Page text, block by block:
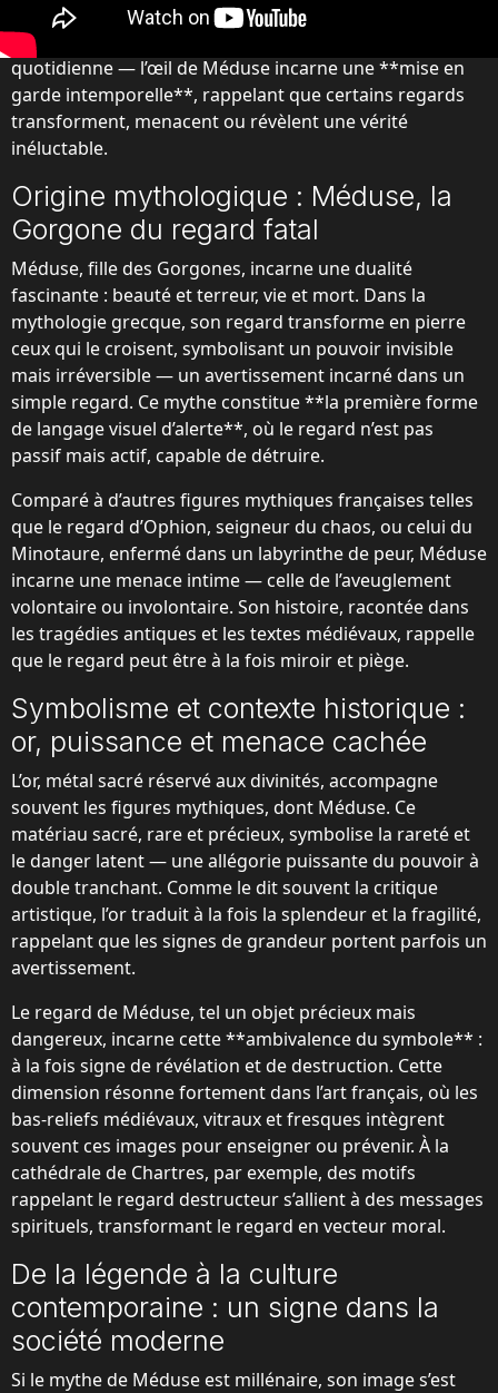
moderne. En France, où le regard est souvent chargé de
sens — qu’il soit dans l’art, l’architecture ou la vie
quotidienne — l’œil de Méduse incarne une **mise en
garde intemporelle**, rappelant que certains regards
transforment, menacent ou révèlent une vérité
inéluctable.
Origine mythologique : Méduse, la
Gorgone du regard fatal
Méduse, fille des Gorgones, incarne une dualité
fascinante : beauté et terreur, vie et mort. Dans la
mythologie grecque, son regard transforme en pierre
ceux qui le croisent, symbolisant un pouvoir invisible
mais irréversible — un avertissement incarné dans un
simple regard. Ce mythe constitue **la première forme
de langage visuel d’alerte**, où le regard n’est pas
passif mais actif, capable de détruire.
Comparé à d’autres figures mythiques françaises telles
que le regard d’Ophion, seigneur du chaos, ou celui du
Minotaure, enfermé dans un labyrinthe de peur, Méduse
incarne une menace intime — celle de l’aveuglement
volontaire ou involontaire. Son histoire, racontée dans
les tragédies antiques et les textes médiévaux, rappelle
que le regard peut être à la fois miroir et piège.
Symbolisme et contexte historique :
or, puissance et menace cachée
L’or, métal sacré réservé aux divinités, accompagne
souvent les figures mythiques, dont Méduse. Ce
matériau sacré, rare et précieux, symbolise la rareté et
le danger latent — une allégorie puissante du pouvoir à
double tranchant. Comme le dit souvent la critique
artistique, l’or traduit à la fois la splendeur et la fragilité,
rappelant que les signes de grandeur portent parfois un
avertissement.
Le regard de Méduse, tel un objet précieux mais
dangereux, incarne cette **ambivalence du symbole** :
à la fois signe de révélation et de destruction. Cette
dimension résonne fortement dans l’art français, où les
bas-reliefs médiévaux, vitraux et fresques intègrent
souvent ces images pour enseigner ou prévenir. À la
cathédrale de Chartres, par exemple, des motifs
rappelant le regard destructeur s’allient à des messages
spirituels, transformant le regard en vecteur moral.
De la légende à la culture
contemporaine : un signe dans la
société moderne
Si le mythe de Méduse est millénaire, son image s’est